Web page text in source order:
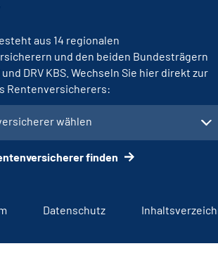
aus 14 regionalen
und den beiden Bundesträgern
und DRV KBS. Wechseln Sie hier direkt zur
Rentenversicherers:
wählen
finden
Datenschutz